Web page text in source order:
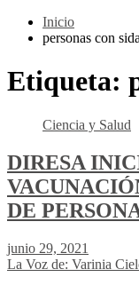
Inicio
personas con sida
Etiqueta:
Ciencia y Salud
DIRESA
DE
junio 29, 2021
La Voz de: Varinia